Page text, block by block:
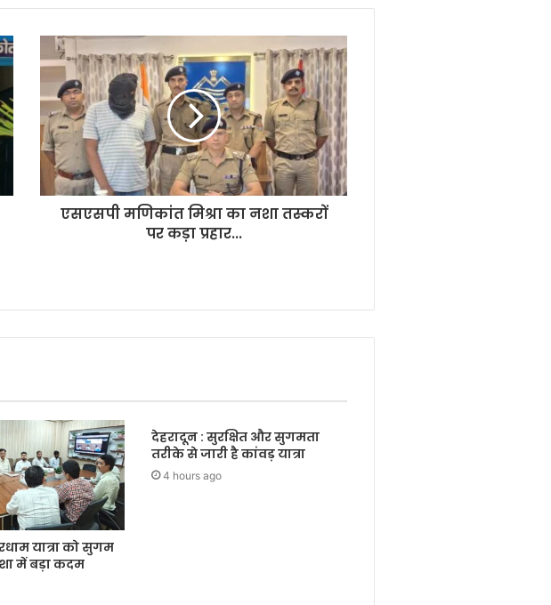
एसएसपी मणिकांत मिश्रा का नशा तस्करों
पर कड़ा प्रहार...
यात्रा को सुगम
में बड़ा कदम
देहरादून : सुरक्षित और सुगमता
तरीके से जारी है कांवड़ यात्रा
4 hours ago